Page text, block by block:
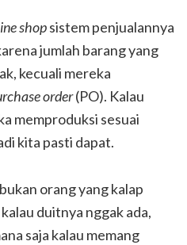
shopsistem penjualannya
jumlah barang yang
kecuali mereka
order(PO). Kalau
memproduksi sesuai
kita pasti dapat.
orang yang kalap
kalau duitnya nggak ada,
saja kalau memang